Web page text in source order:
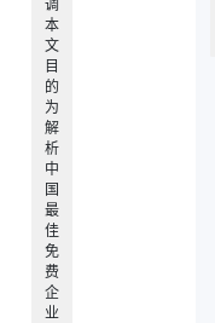
调
本
文
目
的
为
解
析
中
国
最
佳
免
费
企
业